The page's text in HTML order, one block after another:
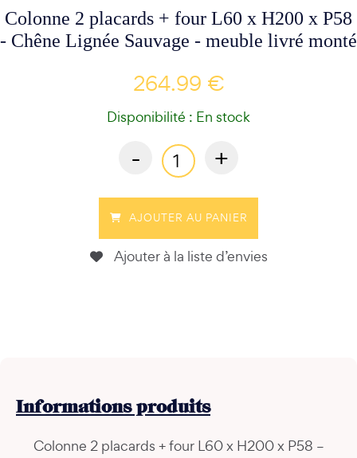
Colonne 2 placards + four L60 x H200 x P58
- Chêne Lignée Sauvage - meuble livré monté
264.99 €
Disponibilité : En stock
- +
AJOUTER AU PANIER
Ajouter à la liste d’envies
Informationsproduits
Colonne 2 placards + four L60 x H200 x P58 –